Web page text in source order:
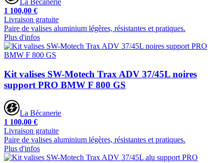
La Bécanerie
1 100,00 €
Livraison gratuite
Paire de valises aluminium légères, résistantes et pratiques.
Plus d'infos
Kit valises SW-Motech Trax ADV 37/45L noires
support PRO BMW F 800 GS
La Bécanerie
1 100,00 €
Livraison gratuite
Paire de valises aluminium légères, résistantes et pratiques.
Plus d'infos